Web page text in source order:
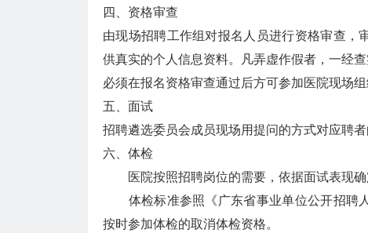
四、资格审查
由现场招聘工作组对报名人员进行资格审查，
供真实的个人信息资料。凡弄虚作假者，一经查
必须在报名资格审查通过后方可参加医院现场组
五、面试
招聘遴选委员会成员现场用提问的方式对应聘者
六、体检
医院按照招聘岗位的需要，依据面试表现确
体检标准参照《广东省事业单位公开招聘
按时参加体检的取消体检资格。